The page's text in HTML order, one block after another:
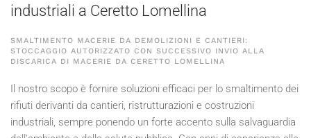
industriali a Ceretto Lomellina
SMALTIMENTO MACERIE DA DEMOLIZIONI E CANTIERI:
STOCCAGGIO AUTORIZZATO CON SUCCESSIVO INVIO ALLA
DISCARICA DI MACERIE DA CERETTO LOMELLINA
Il nostro scopo è fornire soluzioni efficaci per lo smaltimento dei
rifiuti derivanti da cantieri, ristrutturazioni e costruzioni
industriali, sempre ponendo un forte accento sulla salvaguardia